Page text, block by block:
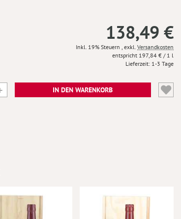
138,49 €
Inkl. 19% Steuern , exkl. Versandkosten
197,84 € / 1 l
Lieferzeit 1-3 Tage
IN DEN WARENKORB